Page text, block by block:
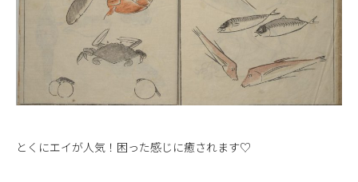
とくにエイが人気！困った感じに癒されます♡